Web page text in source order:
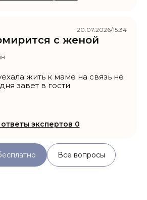
с женой
жить к маме на связь не
завет в гости
экспертов 0
20.07.2026/15:34
Все вопросы